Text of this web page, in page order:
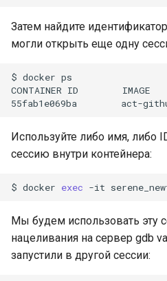
Затем найдите
могли открыть еще одну
$ docker ps
CONTAINER ID
IMAGE
55fab1e069ba
act-
Используйте либо имя, либо
сессию внутри контейнера:
$ docker exec -it
Мы будем использовать эту
нацеливания на сервер gdb
запустили в другой сессии: